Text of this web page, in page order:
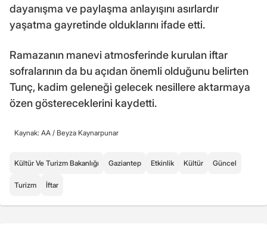
dayanışma ve paylaşma anlayışını asırlardır
yaşatma gayretinde olduklarını ifade etti.
Ramazanın manevi atmosferinde kurulan iftar
sofralarının da bu açıdan önemli olduğunu belirten
Tunç, kadim geleneği gelecek nesillere aktarmaya
özen göstereceklerini kaydetti.
Kaynak: AA / Beyza Kaynarpunar
Kültür Ve Turizm Bakanlığı Gaziantep Etkinlik Kültür Güncel
Turizm İftar